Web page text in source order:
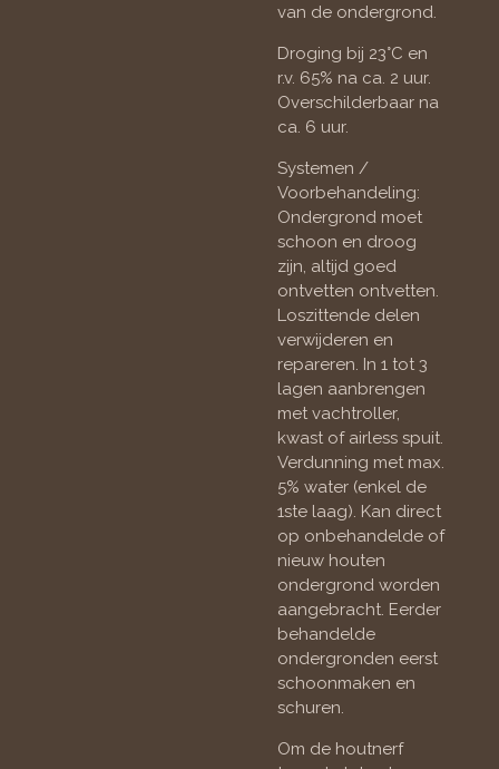
van de ondergrond.
Droging bij 23°C en
r.v. 65% na ca. 2 uur.
Overschilderbaar na
ca. 6 uur.
Systemen /
Voorbehandeling:
Ondergrond moet
schoon en droog
zijn, altijd goed
ontvetten ontvetten.
Loszittende delen
verwijderen en
repareren. In 1 tot 3
lagen aanbrengen
met vachtroller,
kwast of airless spuit.
Verdunning met max.
5% water (enkel de
1ste laag). Kan direct
op onbehandelde of
nieuw houten
ondergrond worden
aangebracht. Eerder
behandelde
ondergronden eerst
schoonmaken en
schuren.
Om de houtnerf